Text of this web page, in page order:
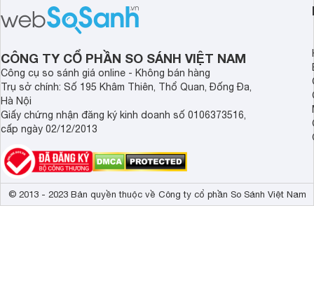
CÔNG TY CỔ PHẦN SO SÁNH VIỆT NAM
Công cụ so sánh giá online - Không bán hàng
Trụ sở chính: Số 195 Khâm Thiên, Thổ Quan, Đống Đa,
Hà Nội
Giấy chứng nhận đăng ký kinh doanh số 0106373516,
cấp ngày 02/12/2013
© 2013 - 2023 Bản quyền thuộc về Công ty cổ phần So Sánh Việt Nam